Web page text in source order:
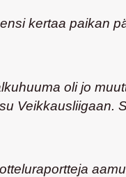
kertaa paikan
oli jo
Veikkausliigaan.